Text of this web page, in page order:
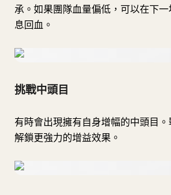
承。如果團隊血量偏低，可以在下
息回血。
挑戰中頭目
有時會出現擁有自身增幅的中頭目
解鎖更強力的增益效果。